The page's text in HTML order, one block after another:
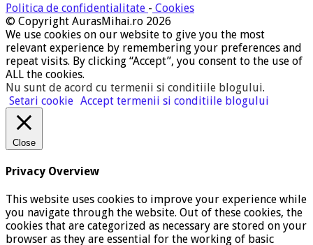
Politica de confidentialitate - Cookies
© Copyright AurasMihai.ro 2026
We use cookies on our website to give you the most
relevant experience by remembering your preferences and
repeat visits. By clicking “Accept”, you consent to the use of
ALL the cookies.
Nu sunt de acord cu termenii si conditiile blogului.
Setari cookie Accept termenii si conditiile blogului
Close
Privacy Overview
This website uses cookies to improve your experience while
you navigate through the website. Out of these cookies, the
cookies that are categorized as necessary are stored on your
browser as they are essential for the working of basic